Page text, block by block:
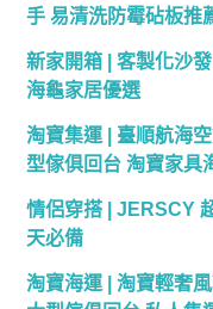
手 易清洗防霉砧板推
新家開箱 | 客製化沙
海龜家居優選
淘寶集運 | 臺順航海
型傢俱回台 淘寶家具
情侶穿搭 | JERSCY
天必備
淘寶海運 | 淘寶輕奢